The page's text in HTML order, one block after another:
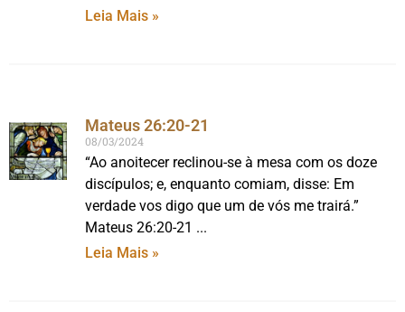
Leia Mais »
Mateus 26:20-21
08/03/2024
“Ao anoitecer reclinou-se à mesa com os doze
discípulos; e, enquanto comiam, disse: Em
verdade vos digo que um de vós me trairá.”
Mateus 26:20-21
Leia Mais »